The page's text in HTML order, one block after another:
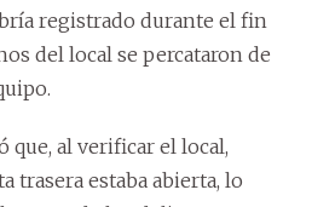
registrado durante el fin
del local se percataron de
que, al verificar el local,
trasera estaba abierta, lo